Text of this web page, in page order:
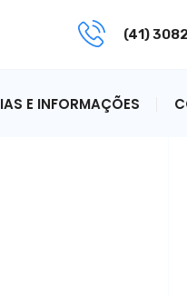
(41)
E INFORMAÇÕES